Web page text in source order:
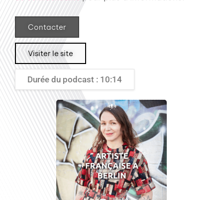
Contacter
Visiter le site
Durée du podcast : 10:14